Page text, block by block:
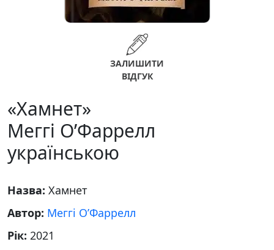
ЗАЛИШИТИ
ВІДГУК
«Хамнет»
Меггі О’Фаррелл
українською
Назва: Хамнет
Автор: Меггі О’Фаррелл
Рік: 2021